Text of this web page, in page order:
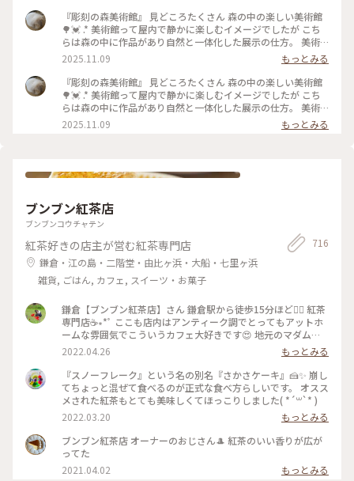
『彫刻の森美術館』 見どころたくさん 森の中の楽しい美術館
🌳💓 .* 美術館って屋内で静かに楽しむイメージでしたが こち
らは森の中に作品があり自然と一体化した展示の仕方。 美術
館のイメージをいい意味で覆される素敵な場所でした。 .* その
中でも、このステンドグラスの塔は圧巻😳！ 写真には収まり
きらないくらい 視界いっぱいにキラキラが🌟 じっと見ている
と吸い込まれそう！ 先日、素敵ユーザーさんも投稿されてい
ましたが ”幸せをよぶシンフォニー”という名前なんですね☺️
ほんと幸せいっぱいになれる作品でした。 よく見ると動物や
いろいろな模様があり、それを見つけるのも楽しいです💓 階
南伊奈ヶ湖に行った次の日に訪れました。 #彫刻の森美術館 #
2025.11.09
もっとみる
『彫刻の森美術館』 見どころたくさん 森の中の楽しい美術館
🌳💓 .* 美術館って屋内で静かに楽しむイメージでしたが こち
らは森の中に作品があり自然と一体化した展示の仕方。 美術
館のイメージをいい意味で覆される素敵な場所でした。 .* その
中でも、このステンドグラスの塔は圧巻😳！ 写真には収まり
ー”という名前なんですね☺️ ほんと幸せいっぱいになれる作品
り(2枚目)！ 自然いっぱいの中お散歩も楽しいし写真スポット
もたくさんで 家族と充実した時間を過ごせました。 .* こちら
も3年前の今頃の写真です。 南伊奈ヶ湖に行った次の日に訪れ
ました。 #彫刻の森美術館 #箱根 #ことりっぷ神奈川
2025.11.09 もっとみる
ブンブン紅茶店
ブンブンコウチャテン
紅茶好きの店主が営む紅茶専門店
鎌倉・江の島・二階堂・由比ヶ浜・大船・七里ヶ浜
雑貨, ごはん, カフェ, スイーツ・お菓子
716
鎌倉【ブンブン紅茶店】さん 鎌倉駅から徒歩15分ほど🚶‍♀️ 紅茶
専門店☕∗*ﾟ ここも店内はアンティーク調でとってもアットホ
ームな雰囲気でこういうカフェ大好きです😍 地元のマダムさ
んがおしゃべりに夢中でした(笑) 通りかかって気になり
Googleで調べたら、クチコミでは「一見さんお断りな雰囲
気」とか「うちに何か用ですか？って感じの対応」ってあった
のだけど、全然そんなことなくて(男性のマスターが素っ気な
いかな？)女性の方はテキパキと対応されていて、とりあえず
忙しそうではありました😲私は全然嫌な気分ではありませんで
した✨ この逆さまのケーキ？🧐が気になってオーダーしてみた
ところ、 ケーキではなくて、メレンゲのシフォンみたいな感じ
でふわっふわ😍とろけますぅ ひたすら甘々なんだけど、イチ
ゴが甘酸っぱくて、一緒に食べて紅茶をいただくには最高のバ
ランスでした💓 #鎌倉カフェ #紅茶専門店 #ブンブン紅茶店 #
2022.04.26
もっとみる
『スノーフレーク』という名の別名『さかさケーキ』🍰✨ 崩し
てちょっと混ぜて食べるのが正式な食べ方らしいです。 オスス
メされた紅茶もとても美味しくてほっこりしました( *´꒳`* )
2022.03.20
もっとみる
ブンブン紅茶店 オーナーのおじさん🎩 紅茶のいい香りが広が
ってた
2021.04.02
もっとみる